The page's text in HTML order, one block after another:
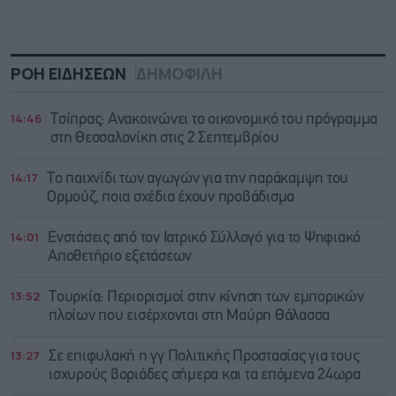
ΡΟΗ ΕΙΔΗΣΕΩΝ ΔΗΜΟΦΙΛΗ
14:46
Τσίπρας: Ανακοινώνει το οικονομικό του πρόγραμμα
στη Θεσσαλονίκη στις 2 Σεπτεμβρίου
14:17
Το παιχνίδι των αγωγών για την παράκαμψη του
Ορμούζ, ποια σχέδια έχουν προβάδισμα
14:01
Ενστάσεις από τον Ιατρικό Σύλλογό για το Ψηφιακό
Αποθετήριο εξετάσεων
13:52
Τουρκία: Περιορισμοί στην κίνηση των εμπορικών
πλοίων που εισέρχονται στη Μαύρη Θάλασσα
13:27
Σε επιφυλακή η γγ Πολιτικής Προστασίας για τους
ισχυρούς βοριάδες σήμερα και τα επόμενα 24ωρα